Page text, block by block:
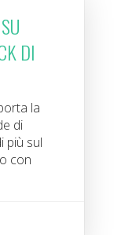
DI
la
di
più sul
con